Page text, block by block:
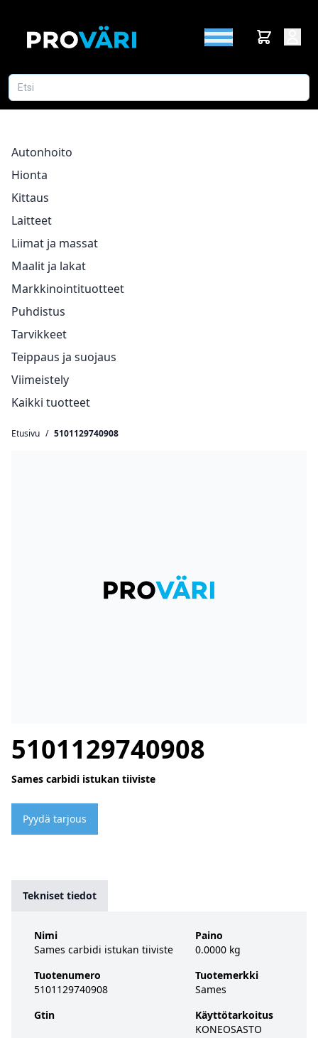
Autonhoito
Hionta
Kittaus
Laitteet
Liimat ja massat
Maalit ja lakat
Markkinointituotteet
Puhdistus
Tarvikkeet
Teippaus ja suojaus
Viimeistely
Kaikki tuotteet
Etusivu / 5101129740908
5101129740908
Sames carbidi istukan tiiviste
Pyydä tarjous
Tekniset tiedot
Nimi
Sames carbidi istukan tiiviste
Tuotenumero
5101129740908
Gtin
Paino
0.0000 kg
Tuotemerkki
Sames
Käyttötarkoitus
KONEOSASTO